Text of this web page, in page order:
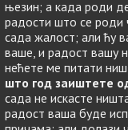
њезин; а када роди
радости што се роди
сада жалост; али ћу
ваше, и радост вашу
нећете ме питати
што год заиштете
сада не искасте
радост ваша буде